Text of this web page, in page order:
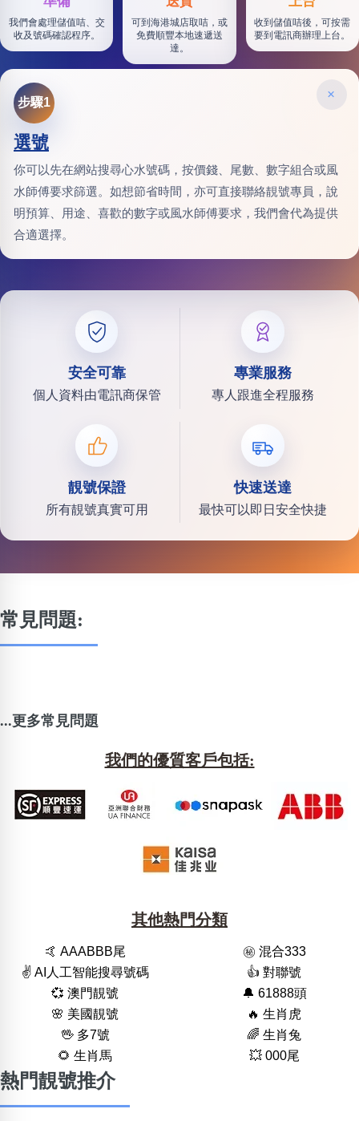
我們會處理儲值咭、交
收及號碼確認程序。
可到海港城店取咭，或
免費順豐本地速遞送
達。
收到儲值咭後，可按需
要到電訊商辦理上台。
×
步驟1
選號
你可以先在網站搜尋心水號碼，按價錢、尾數、數字組合或風
水師傅要求篩選。如想節省時間，亦可直接聯絡靚號專員，說
明預算、用途、喜歡的數字或風水師傅要求，我們會代為提供
合適選擇。
安全可靠
個人資料由電訊商保管
專業服務
專人跟進全程服務
靚號保證
所有靚號真實可用
快速送達
最快可以即日安全快捷
常見問題:
...更多常見問題
我們的優質客戶包括:
其他熱門分類
🤙 AAABBB尾
㊙️ 混合333
✌️ AI人工智能搜尋號碼
👍 對聯號
💞 澳門靚號
🔔 61888頭
🌸 美國靚號
🔥 生肖虎
🖖 多7號
🌈 生肖兔
🌻 生肖馬
💥 000尾
熱門靚號推介